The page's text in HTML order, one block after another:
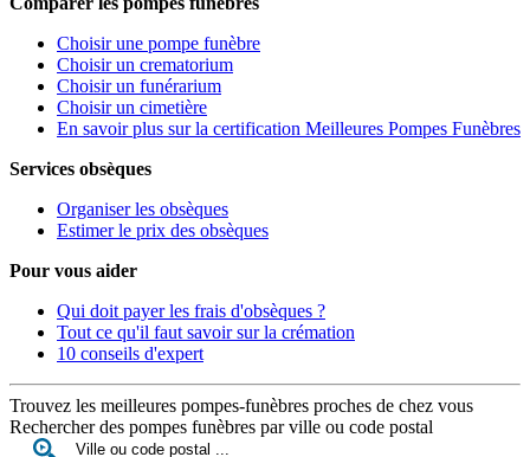
Choisir une pompe funèbre
Choisir un crematorium
Choisir un funérarium
Choisir un cimetière
En savoir plus sur la certification Meilleures Pompes Funèbres
Services obsèques
Organiser les obsèques
Estimer le prix des obsèques
Pour vous aider
Qui doit payer les frais d'obsèques ?
Tout ce qu'il faut savoir sur la crémation
10 conseils d'expert
Trouvez les meilleures pompes-funèbres proches de chez vous
Rechercher des pompes funèbres par ville ou code postal